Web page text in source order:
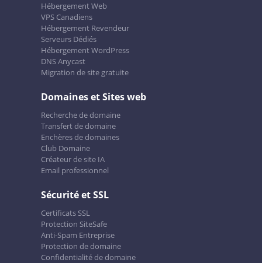
Hébergement Web
VPS Canadiens
Hébergement Revendeur
Serveurs Dédiés
Hébergement WordPress
DNS Anycast
Migration de site gratuite
Domaines et Sites web
Recherche de domaine
Transfert de domaine
Enchères de domaines
Club Domaine
Créateur de site IA
Email professionnel
Sécurité et SSL
Certificats SSL
Protection SiteSafe
Anti-Spam Entreprise
Protection de domaine
Confidentialité de domaine